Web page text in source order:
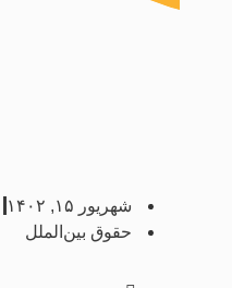
شهریور ۱۵, ۱۴۰۲
حقوق بین‌الملل